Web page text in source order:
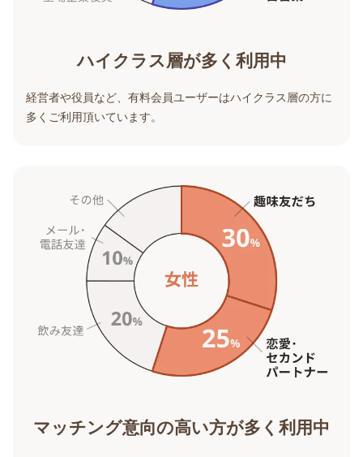
ハイクラス層が多く利用中
経営者や役員など、有料会員ユーザーはハイクラス層の方に
多くご利用頂いています。
マッチング意向の高い方が多く利用中